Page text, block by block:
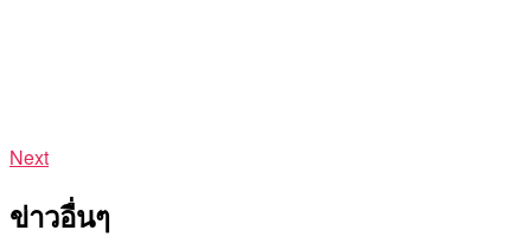
Next
ข่าวอื่นๆ